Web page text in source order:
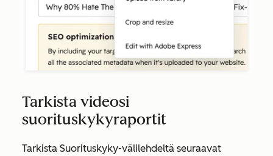
Tarkista videosi
suorituskykyraportit
Tarkista Suorituskyky-välilehdeltä seuraavat